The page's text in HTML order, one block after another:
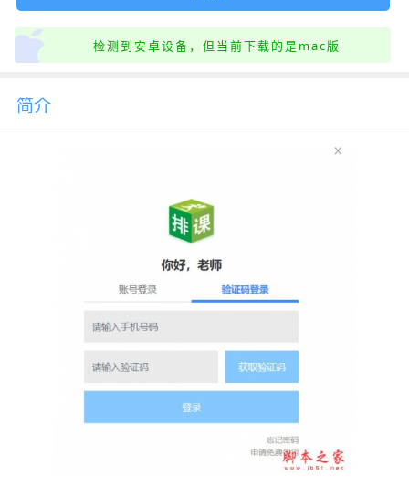
检测到安卓设备，但当前下载的是mac版
简介